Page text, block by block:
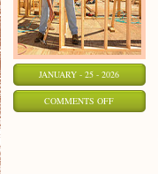
JANUARY - 25 - 2026
COMMENTS OFFON